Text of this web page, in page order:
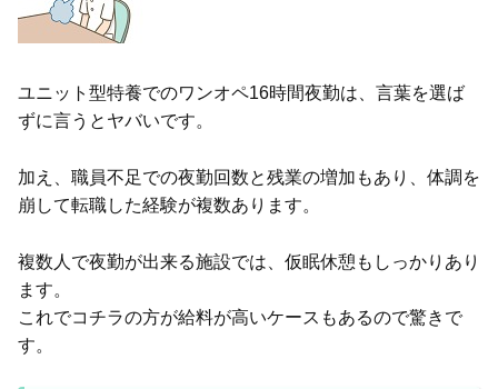
ユニット型特養でのワンオペ16時間夜勤は、言葉を選ば
ずに言うとヤバいです。
加え、職員不足での夜勤回数と残業の増加もあり、体調を
崩して転職した経験が複数あります。
複数人で夜勤が出来る施設では、仮眠休憩もしっかりあり
ます。
これでコチラの方が給料が高いケースもあるので驚きで
す。